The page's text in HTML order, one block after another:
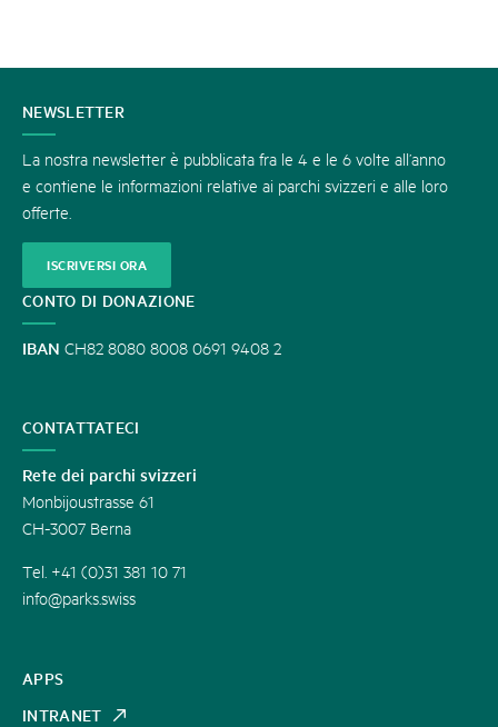
CONTATTATECI
APPS
INTRANET
NEWSLETTER
La nostra newsletter è pubblicata fra le 4 e le 6 volte all’anno
e contiene le informazioni relative ai parchi svizzeri e alle loro
offerte.
ISCRIVERSI ORA
CONTO DI DONAZIONE
IBAN CH82 8080 8008 0691 9408 2
CONTATTATECI
Rete dei parchi svizzeri
Monbijoustrasse 61
CH-3007 Berna
Tel. +41 (0)31 381 10 71
info@parks.swiss